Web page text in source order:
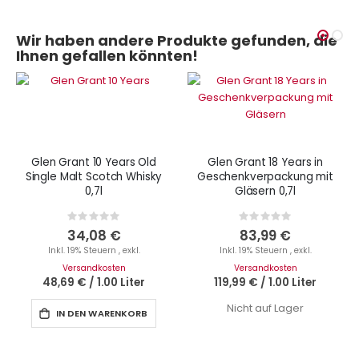
Wir haben andere Produkte gefunden, die
Ihnen gefallen könnten!
Glen Grant 10 Years Old
Single Malt Scotch Whisky
0,7l
Rating:
0%
34,08 €
Inkl. 19% Steuern , exkl.
Versandkosten
48,69 € / 1.00 Liter
IN DEN WARENKORB
Glen Grant 18 Years in
Geschenkverpackung mit
Gläsern 0,7l
Rating:
0%
83,99 €
Inkl. 19% Steuern , exkl.
Versandkosten
119,99 € / 1.00 Liter
Nicht auf Lager